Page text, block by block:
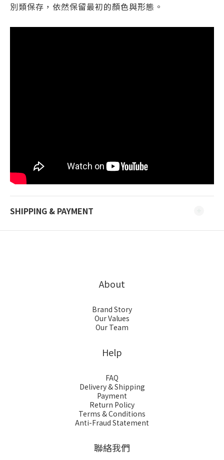
別類保存，依然保留最初的顏色與形態。
SHIPPING & PAYMENT
About
Brand Story
Our Values
Our Team
Help
FAQ
Delivery & Shipping
Payment
Return Policy
Terms & Conditions
Anti-Fraud Statement
聯絡我們